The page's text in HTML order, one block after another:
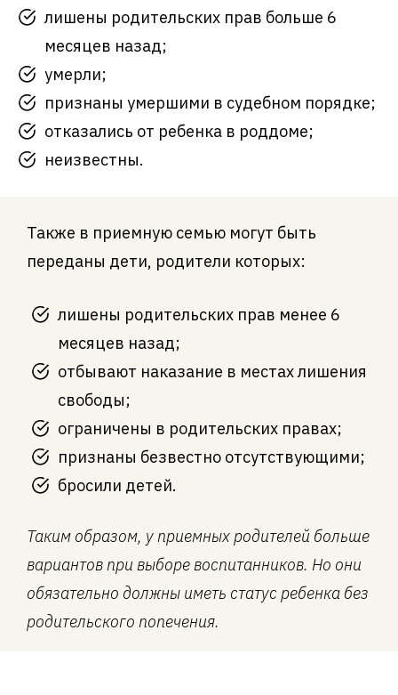
лишены родительских прав больше 6
месяцев назад;
умерли;
признаны умершими в судебном порядке;
отказались от ребенка в роддоме;
неизвестны.
Также в приемную семью могут быть
переданы дети, родители которых:
лишены родительских прав менее 6
месяцев назад;
отбывают наказание в местах лишения
свободы;
ограничены в родительских правах;
признаны безвестно отсутствующими;
бросили детей.
Таким образом, у приемных родителей больше
вариантов при выборе воспитанников. Но они
обязательно должны иметь статус ребенка без
родительского попечения.